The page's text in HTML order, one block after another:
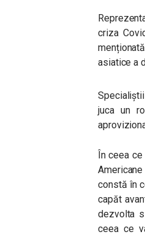
criza
asiatice a
juca un
În ceea
constă în
capăt
dezvolta
ceea ce